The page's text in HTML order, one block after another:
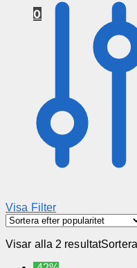
0
Visa Filter
Visar alla 2 resultat